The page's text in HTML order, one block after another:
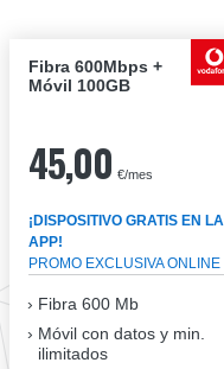
Fibra 600Mbps +
Móvil 100GB
45,00 €/mes
¡DISPOSITIVO GRATIS EN LA
APP!
PROMO EXCLUSIVA ONLINE
Fibra 600 Mb
Móvil con datos y min.
ilimitados